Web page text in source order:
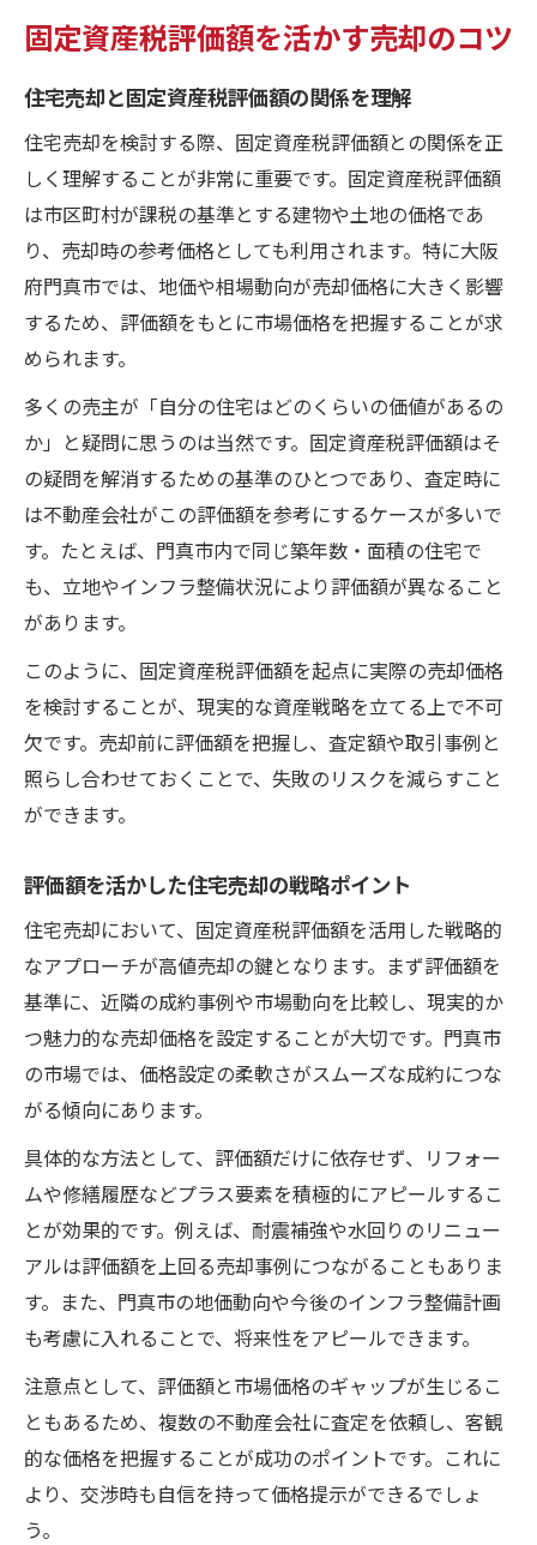
固定資産税評価額を活かす売却のコツ
住宅売却と固定資産税評価額の関係を理解
住宅売却を検討する際、固定資産税評価額との関係を正
しく理解することが非常に重要です。固定資産税評価額
は市区町村が課税の基準とする建物や土地の価格であ
り、売却時の参考価格としても利用されます。特に大阪
府門真市では、地価や相場動向が売却価格に大きく影響
するため、評価額をもとに市場価格を把握することが求
められます。
多くの売主が「自分の住宅はどのくらいの価値があるの
か」と疑問に思うのは当然です。固定資産税評価額はそ
の疑問を解消するための基準のひとつであり、査定時に
は不動産会社がこの評価額を参考にするケースが多いで
す。たとえば、門真市内で同じ築年数・面積の住宅で
も、立地やインフラ整備状況により評価額が異なること
があります。
このように、固定資産税評価額を起点に実際の売却価格
を検討することが、現実的な資産戦略を立てる上で不可
欠です。売却前に評価額を把握し、査定額や取引事例と
照らし合わせておくことで、失敗のリスクを減らすこと
ができます。
評価額を活かした住宅売却の戦略ポイント
住宅売却において、固定資産税評価額を活用した戦略的
なアプローチが高値売却の鍵となります。まず評価額を
基準に、近隣の成約事例や市場動向を比較し、現実的か
つ魅力的な売却価格を設定することが大切です。門真市
の市場では、価格設定の柔軟さがスムーズな成約につな
がる傾向にあります。
具体的な方法として、評価額だけに依存せず、リフォー
ムや修繕履歴などプラス要素を積極的にアピールするこ
とが効果的です。例えば、耐震補強や水回りのリニュー
アルは評価額を上回る売却事例につながることもありま
す。また、門真市の地価動向や今後のインフラ整備計画
も考慮に入れることで、将来性をアピールできます。
注意点として、評価額と市場価格のギャップが生じるこ
ともあるため、複数の不動産会社に査定を依頼し、客観
的な価格を把握することが成功のポイントです。これに
より、交渉時も自信を持って価格提示ができるでしょ
う。